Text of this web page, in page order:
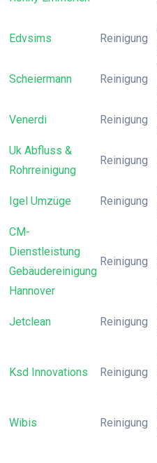
Edvsims Reinigung
Scheiermann Reinigung
Venerdi Reinigung
Uk Abfluss &
Rohrreinigung
Reinigung
Igel Umzüge Reinigung
CM-
Dienstleistung
Gebäudereinigung
Hannover
Reinigung
Jetclean Reinigung
Ksd Innovations Reinigung
Wibis Reinigung